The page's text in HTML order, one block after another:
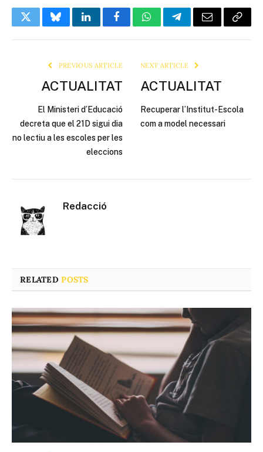
TwitterBlueskyLinkedInFacebookWhatsAppTelegramEmail Copy
PREVIOUS ARTICLE
ACTUALITAT
El Ministeri d’Educació
decreta que el 21D sigui dia
no lectiu a les escoles per les
eleccions
NEXT ARTICLE
ACTUALITAT
Recuperar l’Institut-Escola
com a model necessari
Redacció
RELATEDPOSTS